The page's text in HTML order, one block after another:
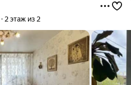
2 этаж из 2